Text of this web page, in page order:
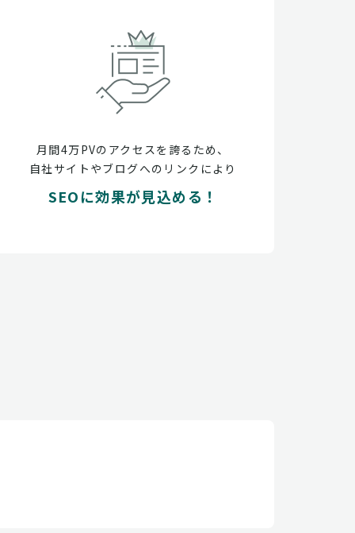
月間4万PVのアクセスを誇るため、
自社サイトやブログへのリンクにより
SEOに効果が見込める！